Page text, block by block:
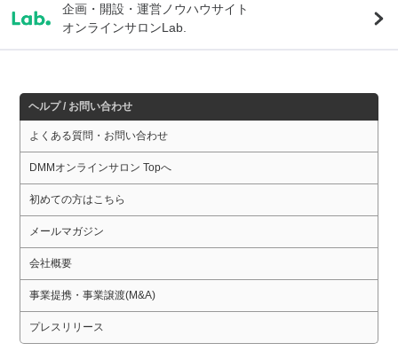
企画・開設・運営ノウハウサイト
オンラインサロンLab.
ヘルプ / お問い合わせ
よくある質問・お問い合わせ
DMMオンラインサロン Topへ
初めての方はこちら
メールマガジン
会社概要
事業提携・事業譲渡(M&A)
プレスリリース